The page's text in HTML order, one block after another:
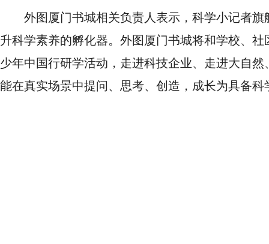
外图厦门书城相关负责人表示，科学小记者
升科学素养的孵化器。外图厦门书城将和学校、
少年中国行研学活动，走进科技企业、走进大自
能在真实场景中提问、思考、创造，成长为具备